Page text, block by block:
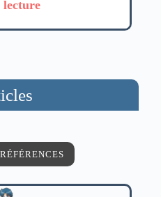
RÉFÉRENCES